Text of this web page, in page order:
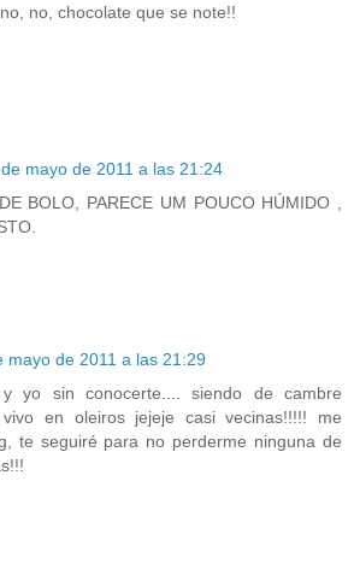
no, chocolate que se note!!
mayo de 2011 a las 21:24
BOLO, PARECE UM POUCO HÚMIDO ,
mayo de 2011 a las 21:29
yo sin conocerte.... siendo de cambre
en oleiros jejeje casi vecinas!!!!! me
te seguiré para no perderme ninguna de